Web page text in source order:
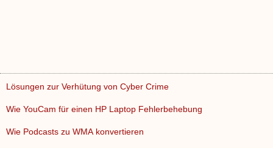
Lösungen zur Verhütung von Cyber ​​Crime
Wie YouCam für einen HP Laptop Fehlerbehebung
Wie Podcasts zu WMA konvertieren